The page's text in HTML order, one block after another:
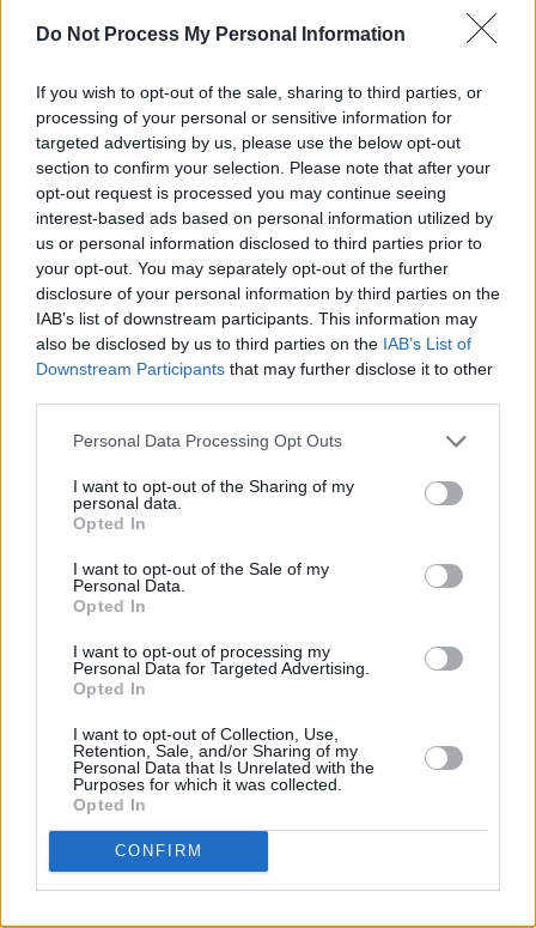
Do Not Process My Personal Information
If you wish to opt-out of the sale, sharing to third parties, or
processing of your personal or sensitive information for
targeted advertising by us, please use the below opt-out
section to confirm your selection. Please note that after your
opt-out request is processed you may continue seeing
interest-based ads based on personal information utilized by
us or personal information disclosed to third parties prior to
your opt-out. You may separately opt-out of the further
disclosure of your personal information by third parties on the
IAB’s list of downstream participants. This information may
also be disclosed by us to third parties on the IAB’s List of
Downstream Participants that may further disclose it to other
Personal Data Processing Opt Outs
I want to opt-out of the Sharing of my
personal data.
Opted In
I want to opt-out of the Sale of my
Personal Data.
Opted In
I want to opt-out of processing my
Personal Data for Targeted Advertising.
Opted In
I want to opt-out of Collection, Use,
Retention, Sale, and/or Sharing of my
Personal Data that Is Unrelated with the
Purposes for which it was collected.
Opted In
CONFIRM